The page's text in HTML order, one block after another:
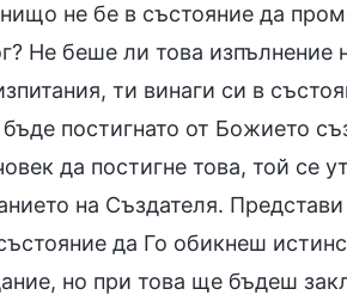
не бе в състояние да
Не беше ли това изпълнение
ти винаги си в
постигнато от Божието
да постигне това, той се
на Създателя.
да Го обикнеш
но при това ще бъдеш